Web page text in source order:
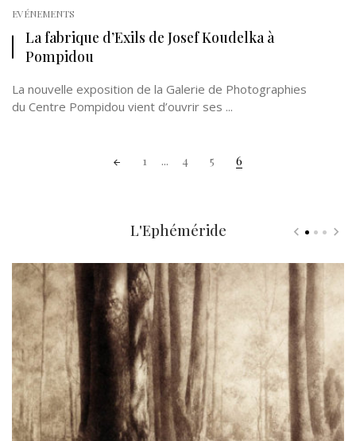
EVÉNEMENTS
La fabrique d’Exils de Josef Koudelka à
Pompidou
La nouvelle exposition de la Galerie de Photographies
du Centre Pompidou vient d’ouvrir ses ...
1 ... 4 5 6
L'Ephéméride